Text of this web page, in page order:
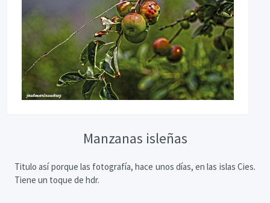
Manzanas isleñas
Titulo así porque las fotografía, hace unos días, en las islas Cies.
Tiene un toque de hdr.